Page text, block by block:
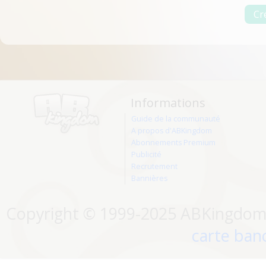
Informations
Guide de la communauté
A propos d'ABKingdom
Abonnements Premium
Publicité
Recrutement
Bannières
carte